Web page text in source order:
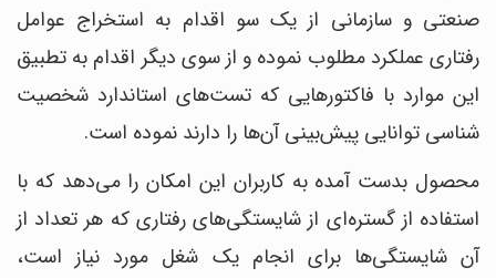
صنعتی و سازمانی از یک سو اقدام به استخراج عوامل
رفتاری عملکرد مطلوب نموده و از سوی دیگر اقدام به تطبیق
این موارد با فاکتورهایی که تست‌های استاندارد شخصیت
شناسی توانایی پیش‌بینی آن‌ها را دارند نموده است.
محصول بدست آمده به کاربران این امکان را می‌دهد که با
استفاده از گستره‌ای از شایستگی‌های رفتاری که هر تعداد از
آن شایستگی‌ها برای انجام یک شغل مورد نیاز است،